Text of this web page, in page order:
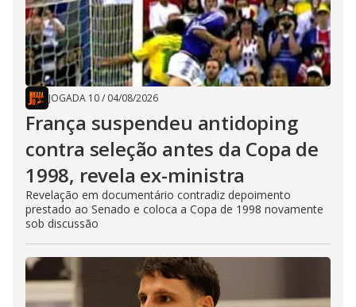
JOGADA 10/ 04/08/2026
França suspendeu antidoping
contra seleção antes da Copa de
1998, revela ex-ministra
Revelação em documentário contradiz depoimento
prestado ao Senado e coloca a Copa de 1998 novamente
sob discussão